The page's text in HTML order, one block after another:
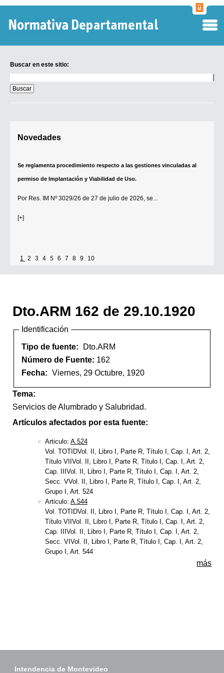
Buscar en este sitio:
en
este
sitio:
Novedades
Se reglamenta procedimiento respecto a las gestiones vinculadas al
permiso de Implantación y Viabilidad de Uso.
Por Res. IM Nº 3029/26 de 27 de julio de 2026, se...
[+]
1 2 3 4 5 6 7 8 9 10
Dto.ARM 162 de 29.10.1920
Identificación
Tipo de fuente:
Dto.ARM
Número de Fuente: 162
Fecha: Viernes, 29 Octubre, 1920
Tema:
Servicios de Alumbrado y Salubridad.
Artículos afectados por esta fuente:
Articulo: A.524
Vol. TOTIDVol. II, Libro I, Parte R, Título I, Cap. I, Art. 2,
Título VIIVol. II, Libro I, Parte R, Título I, Cap. I, Art. 2,
Cap. IIIVol. II, Libro I, Parte R, Título I, Cap. I, Art. 2,
Secc. VVol. II, Libro I, Parte R, Título I, Cap. I, Art. 2,
Grupo I, Art. 524
Articulo: A.544
Vol. TOTIDVol. II, Libro I, Parte R, Título I, Cap. I, Art. 2,
Título VIIVol. II, Libro I, Parte R, Título I, Cap. I, Art. 2,
Cap. IIIVol. II, Libro I, Parte R, Título I, Cap. I, Art. 2,
Secc. VIVol. II, Libro I, Parte R, Título I, Cap. I, Art. 2,
Grupo I, Art. 544
más
Intendencia de Montevideo